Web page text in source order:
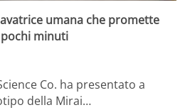
umana che promette
minuti
Co. ha presentato a
della Mirai…